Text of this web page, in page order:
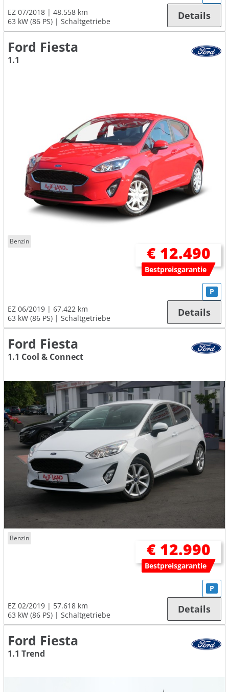
EZ 07/2018
48.558 km
63 kW (86 PS)
Schaltgetriebe Details
Ford Fiesta
1.1
Benzin
€ 12.490
Bestpreisgarantie
EZ 06/2019
67.422 km
63 kW (86 PS)
Schaltgetriebe
P
Details
Ford Fiesta
1.1 Cool & Connect
Benzin
€ 12.990
Bestpreisgarantie
EZ 02/2019
57.618 km
63 kW (86 PS)
Schaltgetriebe
P
Details
Ford Fiesta
1.1 Trend